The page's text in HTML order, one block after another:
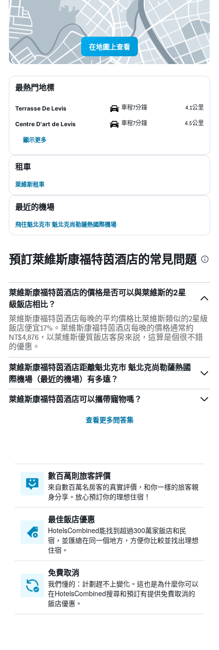
在地圖上查看
最熱門地標
Terrasse De Levis 車程7分鐘 4.1公里
Centre D'art de Levis 車程7分鐘 4.5公里
顯示更多
租車
萊維斯租車
最近的機場
飛往魁北克市 魁北克尚勒薩熱國際機場
預訂萊維斯康福特茵酒店的常見問題
萊維斯康福特茵酒店的價格是否可以與萊維斯的2星
級飯店相比？
萊維斯康福特茵酒店每晚的平均價格比萊維斯類似的2星級
飯店便宜17%。萊維斯康福特茵酒店每晚的價格通常約
NT$4,876，以萊維斯優質飯店客房來説，這算是個很不錯
的優惠。
萊維斯康福特茵酒店距離魁北克市 魁北克尚勒薩熱國
際機場（最近的機場）有多遠？
萊維斯康福特茵酒店可以攜帶寵物嗎？
查看更多問答集
數百萬則旅客評價
來自數百萬名房客的真實評價，和你一樣的旅客親
身分享。放心預訂你的理想住宿！
最佳飯店優惠
HotelsCombined​能找到超過300萬家飯店和民
宿，並匯總在同一個地方，方便你比較並找出理想
住宿。
免費取消
我們懂的：計劃趕不上變化。這也是為什麼你可以
在HotelsCombined搜尋和預訂有提供免費取消的
飯店優惠。